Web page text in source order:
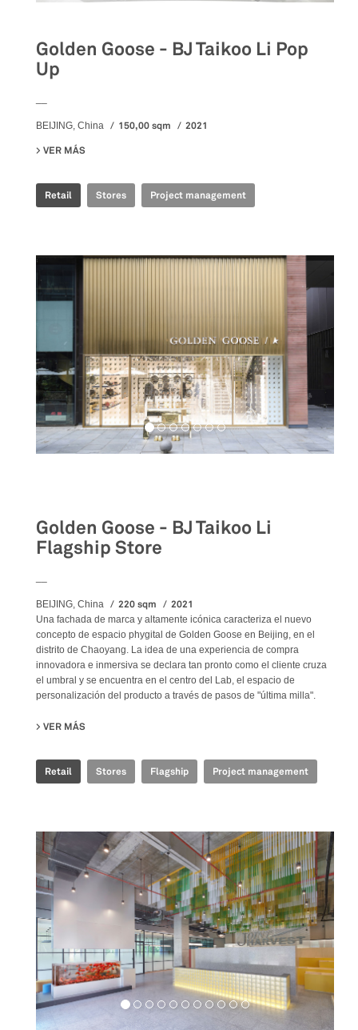
Golden Goose - BJ Taikoo Li Pop
Up
BEIJING, China 150,00 sqm
2021
VER MÁS
Retail Stores Project management
Golden Goose - BJ Taikoo Li
Flagship Store
BEIJING, China 220 sqm 2021
Una fachada de marca y altamente icónica caracteriza el nuevo
concepto de espacio phygital de Golden Goose en Beijing, en el
distrito de Chaoyang. La idea de una experiencia de compra
innovadora e inmersiva se declara tan pronto como el cliente cruza
el umbral y se encuentra en el centro del Lab, el espacio de
personalización del producto a través de pasos de "última milla".
VER MÁS
Retail Stores Flagship Project management